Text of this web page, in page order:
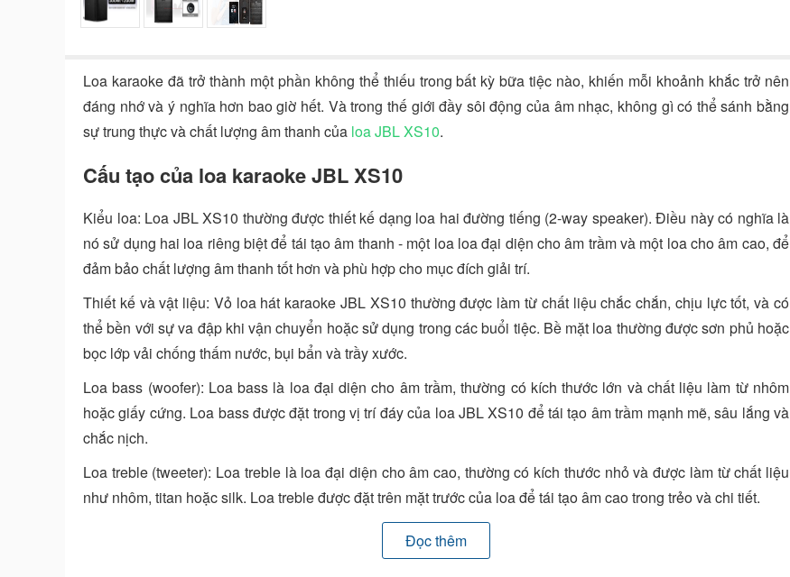
Loa karaoke đã trở thành một phần không thể thiếu trong bất kỳ bữa tiệc nào, khiến mỗi khoảnh khắc trở nên
đáng nhớ và ý nghĩa hơn bao giờ hết. Và trong thế giới đầy sôi động của âm nhạc, không gì có thể sánh bằng
sự trung thực và chất lượng âm thanh của loa JBL XS10.
Cấu tạo của loa karaoke JBL XS10
Kiểu loa: Loa JBL XS10 thường được thiết kế dạng loa hai đường tiếng (2-way speaker). Điều này có nghĩa là
nó sử dụng hai loa riêng biệt để tái tạo âm thanh - một loa loa đại diện cho âm trầm và một loa cho âm cao, để
đảm bảo chất lượng âm thanh tốt hơn và phù hợp cho mục đích giải trí.
Thiết kế và vật liệu: Vỏ loa hát karaoke JBL XS10 thường được làm từ chất liệu chắc chắn, chịu lực tốt, và có
thể bền với sự va đập khi vận chuyển hoặc sử dụng trong các buổi tiệc. Bề mặt loa thường được sơn phủ hoặc
bọc lớp vải chống thấm nước, bụi bẩn và trầy xước.
Loa bass (woofer): Loa bass là loa đại diện cho âm trầm, thường có kích thước lớn và chất liệu làm từ nhôm
hoặc giấy cứng. Loa bass được đặt trong vị trí đáy của loa JBL XS10 để tái tạo âm trầm mạnh mẽ, sâu lắng và
chắc nịch.
Loa treble (tweeter): Loa treble là loa đại diện cho âm cao, thường có kích thước nhỏ và được làm từ chất liệu
như nhôm, titan hoặc silk. Loa treble được đặt trên mặt trước của loa để tái tạo âm cao trong trẻo và chi tiết.
Công suất và trở kháng: Loa karaoke chuyên nghiệp JBL XS10 có công suất đủ lớn để phục vụ các không gian
rộng hơn, như quán karaoke, phòng hát hay sự kiện lớn. Trở kháng của loa thường được chọn sao cho phù hợp
Đọc thêm